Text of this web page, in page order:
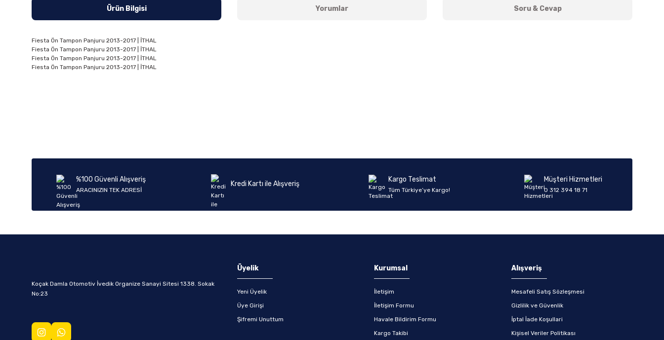
Ürün Bilgisi Yorumlar Soru & Cevap
Fiesta Ön Tampon Panjuru 2013-2017 | İTHAL
Fiesta Ön Tampon Panjuru 2013-2017 | İTHAL
Fiesta Ön Tampon Panjuru 2013-2017 | İTHAL
Fiesta Ön Tampon Panjuru 2013-2017 | İTHAL
%100 Güvenli Alışveriş
ARACINIZIN TEK ADRESİ
Kredi Kartı ile Alışveriş
Kargo Teslimat
Tüm Türkiye’ye Kargo!
Müşteri Hizmetleri
0 312 394 18 71
Koçak Damla Otomotiv İvedik Organize Sanayi Sitesi 1338. Sokak
No:23
Üyelik
Yeni Üyelik
Üye Girişi
Şifremi Unuttum
Kurumsal
İletişim
İletişim Formu
Havale Bildirim Formu
Kargo Takibi
Alışveriş
Mesafeli Satış Sözleşmesi
Gizlilik ve Güvenlik
İptal İade Koşullari
Kişisel Veriler Politikası